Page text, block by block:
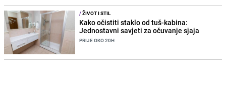
/ŽIVOT I STIL
Kako očistiti staklo od tuš-kabina:
Jednostavni savjeti za očuvanje sjaja
PRIJE OKO 20H